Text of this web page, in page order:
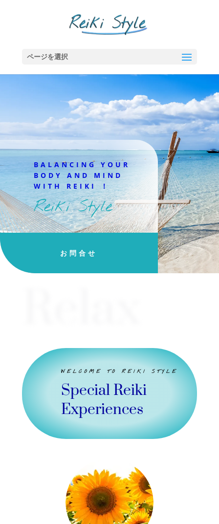
ページを選択
BALANCING YOUR
BODY AND MIND
WITH REIKI ！
Reiki Style
お問合せ
WELCOME TO REIKI STYLE
Special Reiki
Experiences